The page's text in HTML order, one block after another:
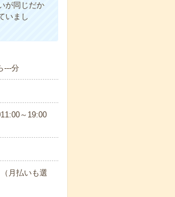
が同じだか
いまし
---分
～19:00
月払いも選